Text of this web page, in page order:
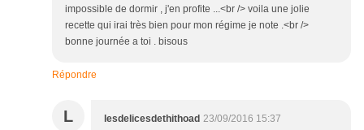
impossible de dormir , j'en profite ...<br /> voila une jolie
recette qui irai très bien pour mon régime je note .<br />
bonne journée a toi . bisous
Répondre
L lesdelicesdethithoad 23/09/2016 15:37